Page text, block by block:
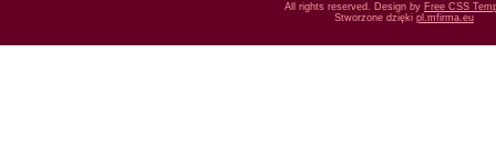
All rights reserved. Design by Free CSS
Stworzone dzięki pl.mfirma.eu